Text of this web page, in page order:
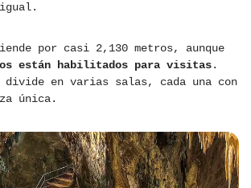
por casi 2,130 metros, aunque
están habilitados para visitas.
divide en varias salas, cada una con
única.